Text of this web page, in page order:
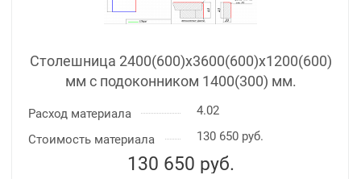
Столешница 2400(600)х3600(600)x1200(600)
мм с подоконником 1400(300) мм.
Расход материала
4.02
Стоимость материала
130 650 руб.
130 650 руб.